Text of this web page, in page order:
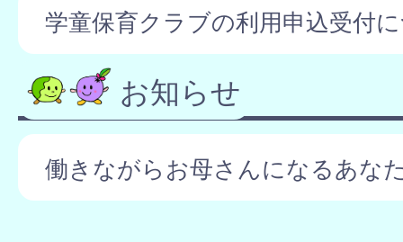
学童保育クラブの利用申込受付
お知らせ
働きながらお母さんになるあな